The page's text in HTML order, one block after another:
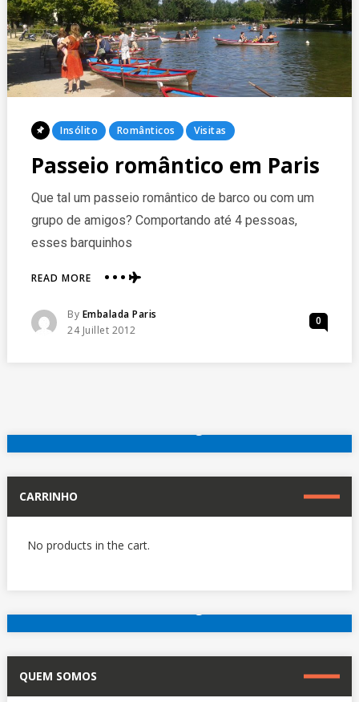
Posted
Insólito Românticos Visitas
Passeio romântico em Paris
Que tal um passeio romântico de barco ou com um
grupo de amigos? Comportando até 4 pessoas,
esses barquinhos
READ MOREABOUT
ROMÂNTICO
EM
Posted
By Embalada Paris
Posted
24 Juillet 2012
0
Outros hotéis em Paris
CARRINHO
No products in the cart.
Outros hotéis em Paris
QUEM SOMOS